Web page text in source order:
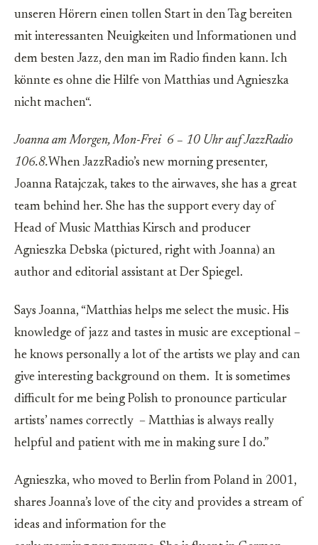
unseren Hörern einen tollen Start in den Tag bereiten
mit interessanten Neuigkeiten und Informationen und
dem besten Jazz, den man im Radio finden kann. Ich
könnte es ohne die Hilfe von Matthias und Agnieszka
nicht machen“.
Joanna am Morgen, Mon-Frei 6 – 10 Uhr auf JazzRadio
106.8.When JazzRadio’s new morning presenter,
Joanna Ratajczak, takes to the airwaves, she has a great
team behind her. She has the support every day of
Head of Music Matthias Kirsch and producer
Agnieszka Debska (pictured, right with Joanna) an
author and editorial assistant at Der Spiegel.
Says Joanna, “Matthias helps me select the music. His
knowledge of jazz and tastes in music are exceptional –
he knows personally a lot of the artists we play and can
give interesting background on them. It is sometimes
difficult for me being Polish to pronounce particular
artists’ names correctly – Matthias is always really
helpful and patient with me in making sure I do.”
Agnieszka, who moved to Berlin from Poland in 2001,
shares Joanna’s love of the city and provides a stream of
ideas and information for the